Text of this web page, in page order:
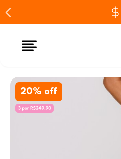
20% off